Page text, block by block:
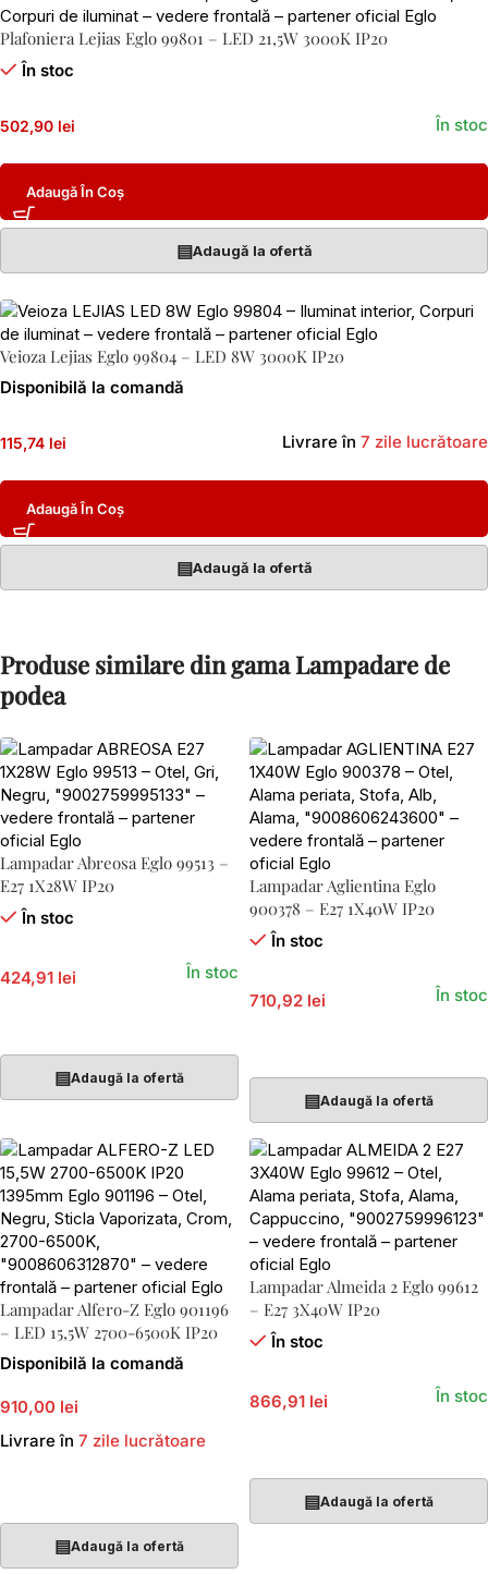
Plafoniera Lejias Eglo 99801 – LED 21,5W 3000K IP20
În stoc
502,90 lei În stoc
Adaugă În Coș
▤Adaugă la ofertă
Veioza Lejias Eglo 99804 – LED 8W 3000K IP20
Disponibilă la comandă
115,74 lei Livrare în 7 zile lucrătoare
Adaugă În Coș
▤Adaugă la ofertă
Produse similare din gama Lampadare de
podea
Lampadar Abreosa Eglo 99513 –
E27 1X28W IP20
În stoc
424,91 lei În stoc
▤Adaugă la ofertă
Lampadar Aglientina Eglo
900378 – E27 1X40W IP20
În stoc
710,92 lei În stoc
▤Adaugă la ofertă
Lampadar Alfero-Z Eglo 901196
– LED 15,5W 2700-6500K IP20
Disponibilă la comandă
910,00 lei
Livrare în 7 zile lucrătoare
▤Adaugă la ofertă
Lampadar Almeida 2 Eglo 99612
– E27 3X40W IP20
În stoc
866,91 lei În stoc
▤Adaugă la ofertă